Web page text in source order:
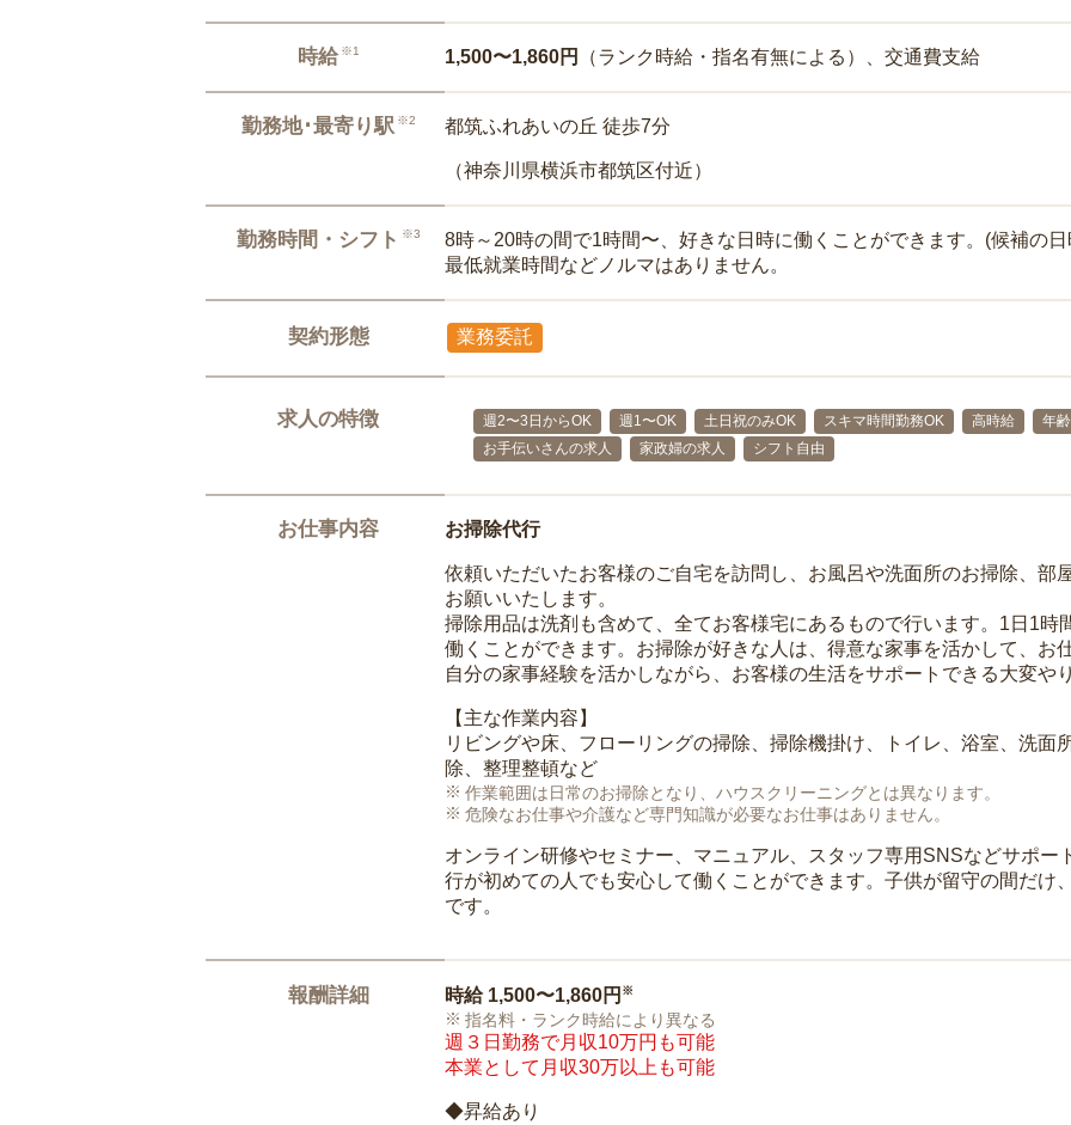
時給 ※1 1,500〜1,860円 （ランク時給・指名有無による）、交通費支給
勤務地･最寄り駅 ※2 都筑ふれあいの丘 徒歩7分
（神奈川県横浜市都筑区付近）
勤務時間・シフト ※3
8時～20時の間で1時間〜、好きな日時に働くことができます。(候補の
最低就業時間などノルマはありません。
契約形態 業務委託
求人の特徴 週2〜3日からOK 週1〜OK 土日祝のみOK スキマ時間勤務OK 高時給 年
お手伝いさんの求人
家政婦の求人 シフト自由
お仕事内容 お掃除代行
依頼いただいたお客様のご自宅を訪問し、お風呂や洗面所のお掃除、部
お願いいたします。
掃除用品は洗剤も含めて、全てお客様宅にあるもので行います。1日1時
働くことができます。お掃除が好きな人は、得意な家事を活かして、お
自分の家事経験を活かしながら、お客様の生活をサポートできる大変や
【主な作業内容】
リビングや床、フローリングの掃除、掃除機掛け、トイレ、浴室、洗面
除、整理整頓など
作業範囲は日常のお掃除となり、ハウスクリーニングとは異なります。
危険なお仕事や介護など専門知識が必要なお仕事はありません。
オンライン研修やセミナー、マニュアル、スタッフ専用SNSなどサポー
行が初めての人でも安心して働くことができます。子供が留守の間だけ
です。
報酬詳細 時給 1,500〜1,860円 ※
指名料・ランク時給により異なる
週３日勤務で月収10万円も可能
本業として月収30万以上も可能
◆昇給あり